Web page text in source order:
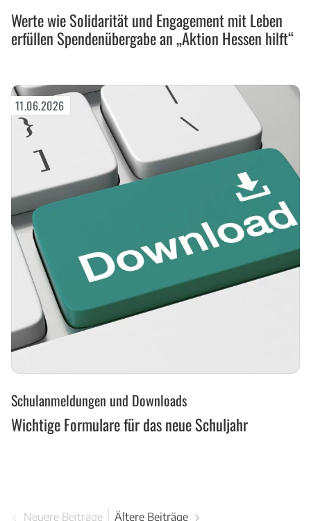
wie
Solidarität
mit
Leben
erfüllen
Spendenübergabe
„Aktion
Hessen
hilft“
Werte wie Solidarität und Engagement mit Leben
erfüllen Spendenübergabe an „Aktion Hessen hilft“
Formulare
für
das
Schulanmeldungen und Downloads
Wichtige Formulare für das neue Schuljahr
11.06.2026
Neuere Beiträge Ältere Beiträge